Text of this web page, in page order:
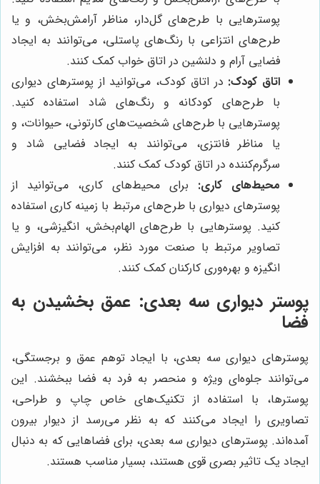
پوسترهایی با طرح‌های گل‌دار، مناظر آرامش‌بخش، و یا
طرح‌های انتزاعی با رنگ‌های پاستلی، می‌توانند به ایجاد
فضایی آرام و دلنشین در اتاق خواب کمک کنند.
اتاق کودک: در اتاق کودک، می‌توانید از پوسترهای دیواری
با طرح‌های کودکانه و رنگ‌های شاد استفاده کنید.
پوسترهایی با طرح‌های شخصیت‌های کارتونی، حیوانات، و
یا مناظر فانتزی، می‌توانند به ایجاد فضایی شاد و
سرگرم‌کننده در اتاق کودک کمک کنند.
محیط‌های کاری: برای محیط‌های کاری، می‌توانید از
پوسترهای دیواری با طرح‌های مرتبط با زمینه کاری استفاده
کنید. پوسترهایی با طرح‌های الهام‌بخش، انگیزشی، و یا
تصاویر مرتبط با صنعت مورد نظر، می‌توانند به افزایش
انگیزه و بهره‌وری کارکنان کمک کنند.
پوستر دیواری سه بعدی: عمق بخشیدن به
فضا
پوسترهای دیواری سه بعدی، با ایجاد توهم عمق و برجستگی،
می‌توانند جلوه‌ای ویژه و منحصر به فرد به فضا ببخشند. این
پوسترها، با استفاده از تکنیک‌های خاص چاپ و طراحی،
تصاویری را ایجاد می‌کنند که به نظر می‌رسد از دیوار بیرون
آمده‌اند. پوسترهای دیواری سه بعدی، برای فضاهایی که به دنبال
ایجاد یک تاثیر بصری قوی هستند، بسیار مناسب هستند.